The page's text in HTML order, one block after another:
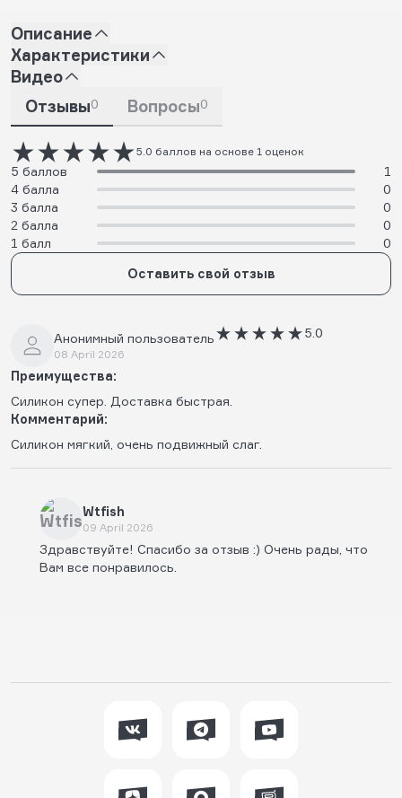
Описание
Характеристики
Видео
Отзывы0 Вопросы0
5.0 баллов на основе 1 оценок
5 баллов
1
4 балла
0
3 балла
0
2 балла
0
1 балл
0
Оставить свой отзыв
Анонимный пользователь
08 April 2026
5.0
Преимущества:
Силикон супер. Доставка быстрая.
Комментарий:
Силикон мягкий, очень подвижный слаг.
Wtfish
09 April 2026
Здравствуйте! Спасибо за отзыв :) Очень рады, что
Вам все понравилось.